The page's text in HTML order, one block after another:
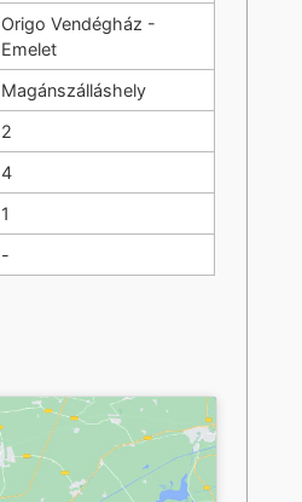
Origo Vendégház -
Emelet
Magánszálláshely
2
4
1
-